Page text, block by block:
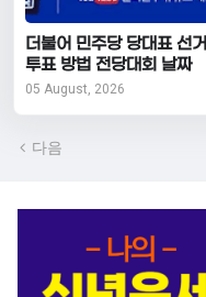
더불어 민주당 당대표 선거
투표 방법 전당대회 날짜
05 August, 2026
다음